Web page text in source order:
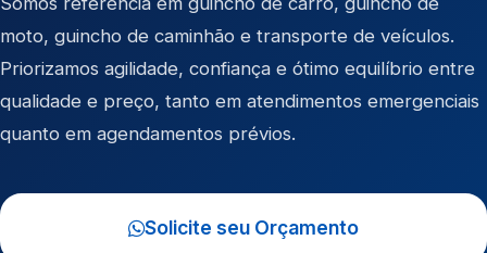
moto, guincho de caminhão e transporte de veículos.
Priorizamos agilidade, confiança e ótimo equilíbrio entre
qualidade e preço, tanto em atendimentos emergenciais
quanto em agendamentos prévios.
Solicite seu Orçamento